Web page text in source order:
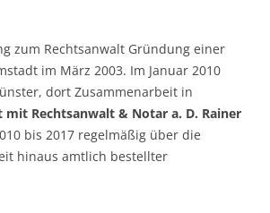
zum Rechtsanwalt Gründung einer
im März 2003. Im Januar 2010
dort Zusammenarbeit in
mit Rechtsanwalt & Notar a. D. Rainer
bis 2017 regelmäßig über die
hinaus amtlich bestellter